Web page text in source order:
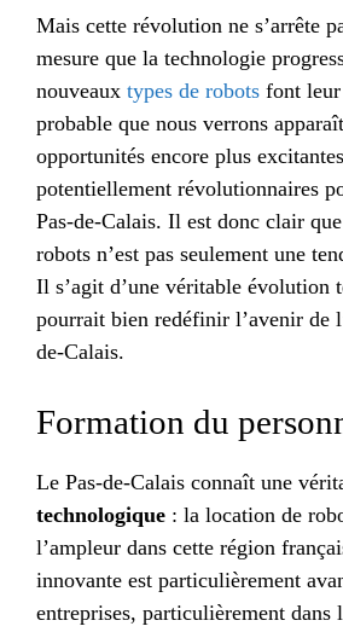
Mais cette révolution ne s’arrête
mesure que la technologie
nouveaux types de robots font
probable que nous verrons
opportunités encore plus
potentiellement révolutionnaires
Pas-de-Calais. Il est donc clair
robots n’est pas seulement une
Il s’agit d’une véritable évolution
pourrait bien redéfinir l’avenir de
de-Calais.
Formation du
Le Pas-de-Calais connaît une
technologique : la location de
l’ampleur dans cette région
innovante est particulièrement
entreprises, particulièrement dans